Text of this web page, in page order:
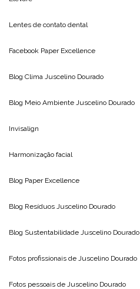
Lentes de contato dental
Facebook Paper Excellence
Blog Clima Juscelino Dourado
Blog Meio Ambiente Juscelino Dourado
Invisalign
Harmonização facial
Blog Paper Excellence
Blog Resíduos Juscelino Dourado
Blog Sustentabilidade Juscelino Dourado
Fotos profissionais de Juscelino Dourado
Fotos pessoais de Juscelino Dourado